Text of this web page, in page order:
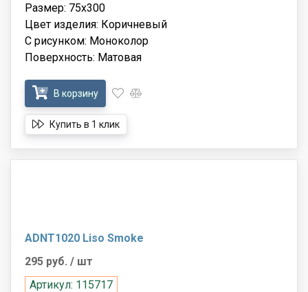
Размер: 75x300
Цвет изделия: Коричневый
С рисунком: Моноколор
Поверхность: Матовая
В корзину
Купить в 1 клик
ADNT1020 Liso Smoke
295 руб. / шт
Артикул: 115717